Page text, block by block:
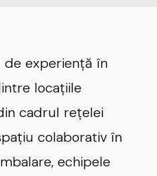
experiență în
locațiile
cadrul rețelei
colaborativ în
echipele